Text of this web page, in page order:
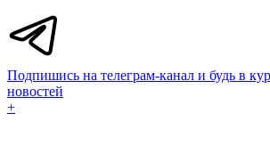
Подпишись на телеграм-канал и будь в
новостей
+